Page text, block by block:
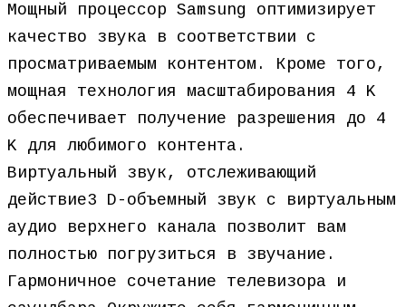
Мощный процессор Samsung оптимизирует
качество звука в соответствии с
просматриваемым контентом. Кроме того,
мощная технология масштабирования 4 K
обеспечивает получение разрешения до 4
K для любимого контента.
Виртуальный звук, отслеживающий
действие3 D-объемный звук с виртуальным
аудио верхнего канала позволит вам
полностью погрузиться в звучание.
Гармоничное сочетание телевизора и